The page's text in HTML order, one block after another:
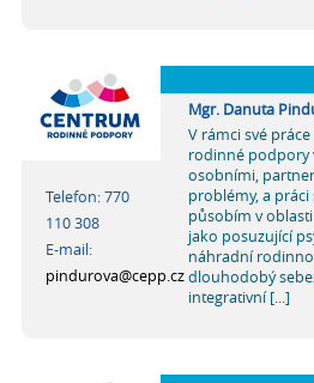
Telefon: 770
110 308
E-mail:
pindurova@cepp.cz
Mgr. Danuta
V rámci své
rodinné podpory
osobními,
problémy, a práci
působím v
jako posuzující
náhradní
dlouhodobý
integrativní [...]